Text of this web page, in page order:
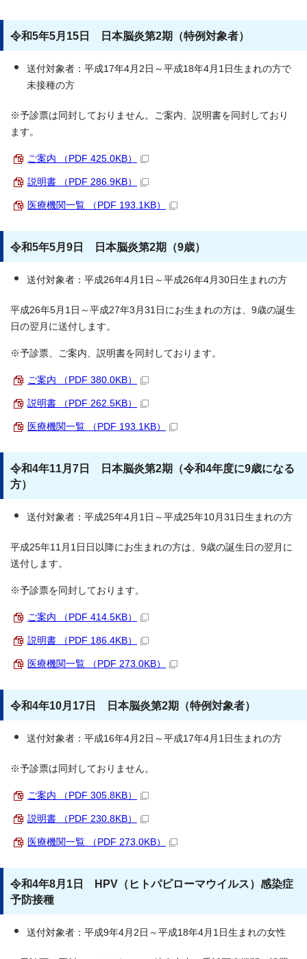
令和5年5月15日 日本脳炎第2期（特例対象者）
送付対象者：平成17年4月2日～平成18年4月1日生まれの方で
未接種の方
※予診票は同封しておりません。ご案内、説明書を同封しており
ます。
ご案内 （PDF 425.0KB）
説明書 （PDF 286.9KB）
医療機関一覧 （PDF 193.1KB）
令和5年5月9日 日本脳炎第2期（9歳）
送付対象者：平成26年4月1日～平成26年4月30日生まれの方
平成26年5月1日～平成27年3月31日にお生まれの方は、9歳の誕生
日の翌月に送付します。
※予診票、ご案内、説明書を同封しております。
ご案内 （PDF 380.0KB）
説明書 （PDF 262.5KB）
医療機関一覧 （PDF 193.1KB）
令和4年11月7日 日本脳炎第2期（令和4年度に9歳になる
方）
送付対象者：平成25年4月1日～平成25年10月31日生まれの方
平成25年11月1日日以降にお生まれの方は、9歳の誕生日の翌月に
送付します。
※予診票を同封しております。
ご案内 （PDF 414.5KB）
説明書 （PDF 186.4KB）
医療機関一覧 （PDF 273.0KB）
令和4年10月17日 日本脳炎第2期（特例対象者）
送付対象者：平成16年4月2日～平成17年4月1日生まれの方
※予診票は同封しておりません。
ご案内 （PDF 305.8KB）
説明書 （PDF 230.8KB）
医療機関一覧 （PDF 273.0KB）
令和4年8月1日 HPV（ヒトパピローマウイルス）感染症
予防接種
送付対象者：平成9年4月2日～平成18年4月1日生まれの女性